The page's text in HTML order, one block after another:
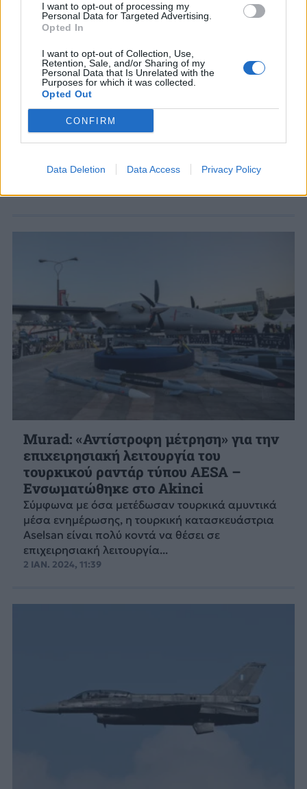
I want to opt-out of processing my
Personal Data for Targeted Advertising.
Opted In
I want to opt-out of Collection, Use,
Retention, Sale, and/or Sharing of my
Personal Data that Is Unrelated with the
Purposes for which it was collected.
Opted Out
CONFIRM
Data Deletion Data Access Privacy Policy
AC-130J: Οι Ειδικές Δυνάμεις των
ΗΠΑ θέλουν να αντικαταστήσουν το
ραντάρ AN/APG-241 με προηγμένα
AESA
Η Διοίκηση Ειδικών Επιχειρήσεων των ΗΠΑ
(SOCOM) θέλει να αναβαθμίσει τα ραντάρ στα
αεροσκάφη AC-130J «Ghostrider» και τα MC-
130J II.
31 ΙΑΝ. 2024, 16:58
Murad: «Αντίστροφη μέτρηση» για την
επιχειρησιακή λειτουργία του
τουρκικού ραντάρ τύπου AESA –
Ενσωματώθηκε στο Akinci
Σύμφωνα με όσα μετέδωσαν τουρκικά αμυντικά
μέσα ενημέρωσης, η τουρκική κατασκευάστρια
Aselsan είναι πολύ κοντά να θέσει σε
επιχειρησιακή λειτουργία...
2 ΙΑΝ. 2024, 11:39